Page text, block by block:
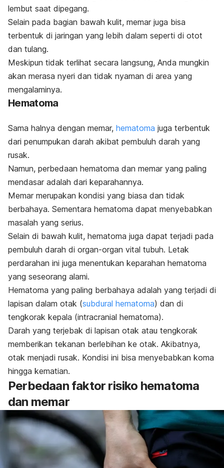
lembut saat dipegang.
Selain pada bagian bawah kulit, memar juga bisa
terbentuk di jaringan yang lebih dalam seperti di otot
dan tulang.
Meskipun tidak terlihat secara langsung, Anda mungkin
akan merasa nyeri dan tidak nyaman di area yang
mengalaminya.
Hematoma
Sama halnya dengan memar, hematoma juga terbentuk
dari penumpukan darah akibat pembuluh darah yang
rusak.
Namun, perbedaan hematoma dan memar yang paling
mendasar adalah dari keparahannya.
Memar merupakan kondisi yang biasa dan tidak
berbahaya. Sementara hematoma dapat menyebabkan
masalah yang serius.
Selain di bawah kulit, hematoma juga dapat terjadi pada
pembuluh darah di organ-organ vital tubuh. Letak
perdarahan ini juga menentukan keparahan hematoma
yang seseorang alami.
Hematoma yang paling berbahaya adalah yang terjadi di
lapisan dalam otak (subdural hematoma) dan di
tengkorak kepala (intracranial hematoma).
Darah yang terjebak di lapisan otak atau tengkorak
memberikan tekanan berlebihan ke otak. Akibatnya,
otak menjadi rusak. Kondisi ini bisa menyebabkan koma
hingga kematian.
Perbedaan faktor risiko hematoma
dan memar